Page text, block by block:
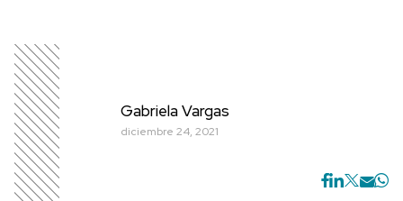
Gabriela Vargas
diciembre 24, 2021